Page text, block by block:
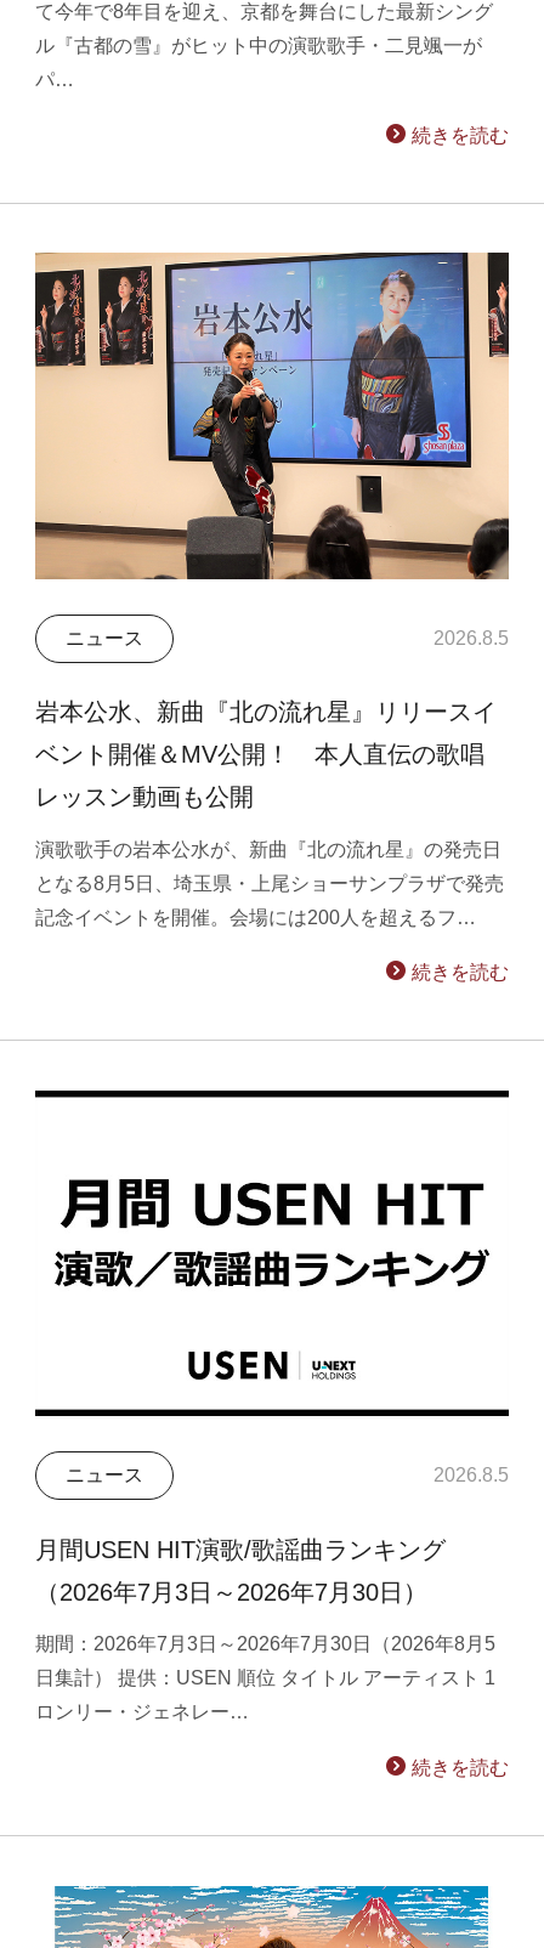
て今年で8年目を迎え、京都を舞台にした最新シング
ル『古都の雪』がヒット中の演歌歌手・二見颯一が
パ…
続きを読む
ニュース 2026.8.5
岩本公水、新曲『北の流れ星』リリースイ
ベント開催＆MV公開！ 本人直伝の歌唱
レッスン動画も公開
演歌歌手の岩本公水が、新曲『北の流れ星』の発売日
となる8月5日、埼玉県・上尾ショーサンプラザで発売
記念イベントを開催。会場には200人を超えるフ…
続きを読む
ニュース 2026.8.5
月間USEN HIT演歌/歌謡曲ランキング
（2026年7月3日～2026年7月30日）
期間：2026年7月3日～2026年7月30日（2026年8月5
日集計） 提供：USEN 順位 タイトル アーティスト 1
ロンリー・ジェネレー…
続きを読む